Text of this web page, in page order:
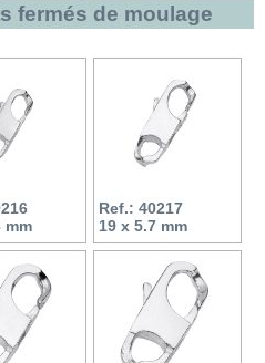
fermés de moulage
mm
Ref.: 40217
19 x 5.7 mm